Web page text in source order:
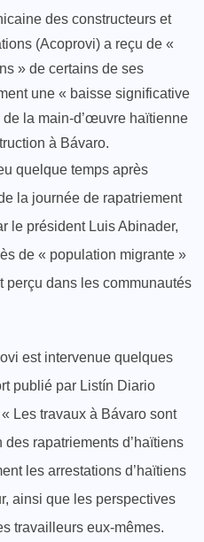
des constructeurs et
(Acoprovi) a reçu de «
» de certains de ses
une « baisse significative
la main-d’œuvre haïtienne
à Bávaro.
quelque temps après
la journée de rapatriement
le président Luis Abinader,
de « population migrante »
perçu dans les communautés
est intervenue quelques
publié par Listín Diario
Les travaux à Bávaro sont
rapatriements d’haïtiens
les arrestations d’haïtiens
ainsi que les perspectives
travailleurs eux-mêmes.